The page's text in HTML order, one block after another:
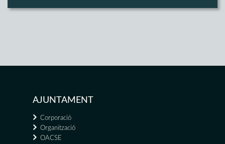
AJUNTAMENT
Corporació
Organització
OACSE